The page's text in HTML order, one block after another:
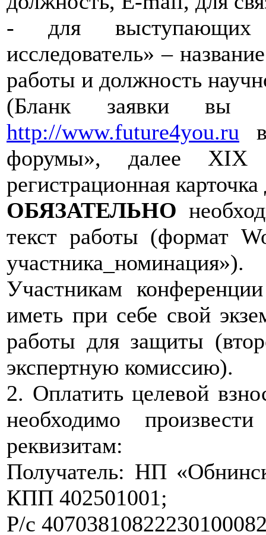
- для
исследователь» –
работы и должность
(Бланк заявки вы
http://www.future4you.ru
форумы», далее XIX
регистрационная
ОБЯЗАТЕЛЬНО
текст работы (формат
участника_номинация»).
Участникам
иметь при себе свой
работы для защиты
экспертную комиссию).
2. Оплатить целевой
необходимо
реквизитам:
Получатель: НП
КПП 402501001;
Р/с